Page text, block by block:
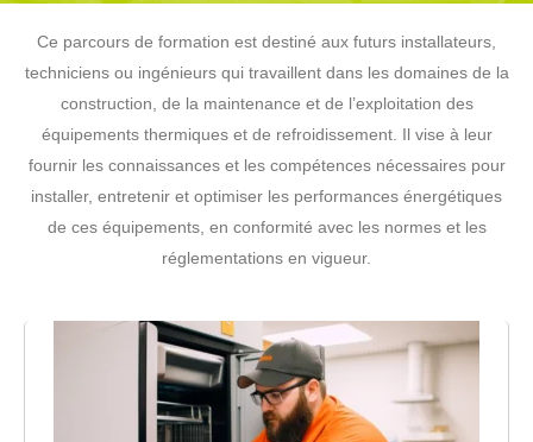
Ce parcours de formation est destiné aux futurs installateurs,
techniciens ou ingénieurs qui travaillent dans les domaines de la
construction, de la maintenance et de l’exploitation des
équipements thermiques et de refroidissement. Il vise à leur
fournir les connaissances et les compétences nécessaires pour
installer, entretenir et optimiser les performances énergétiques
de ces équipements, en conformité avec les normes et les
réglementations en vigueur.